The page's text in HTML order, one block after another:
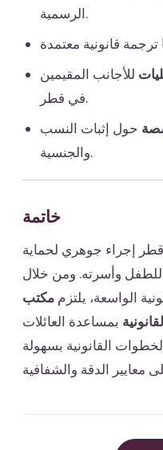
الرسمية.
للأجانب المقيمين
في قطر.
حول إثبات النسب
والجنسية.
خاتمة
إجراء جوهري لحماية
للطفل وأسرته. ومن خلال
الواسعة، يلتزم مكتب Cosmos Legal
بمساعدة العائلات
القانونية بسهولة